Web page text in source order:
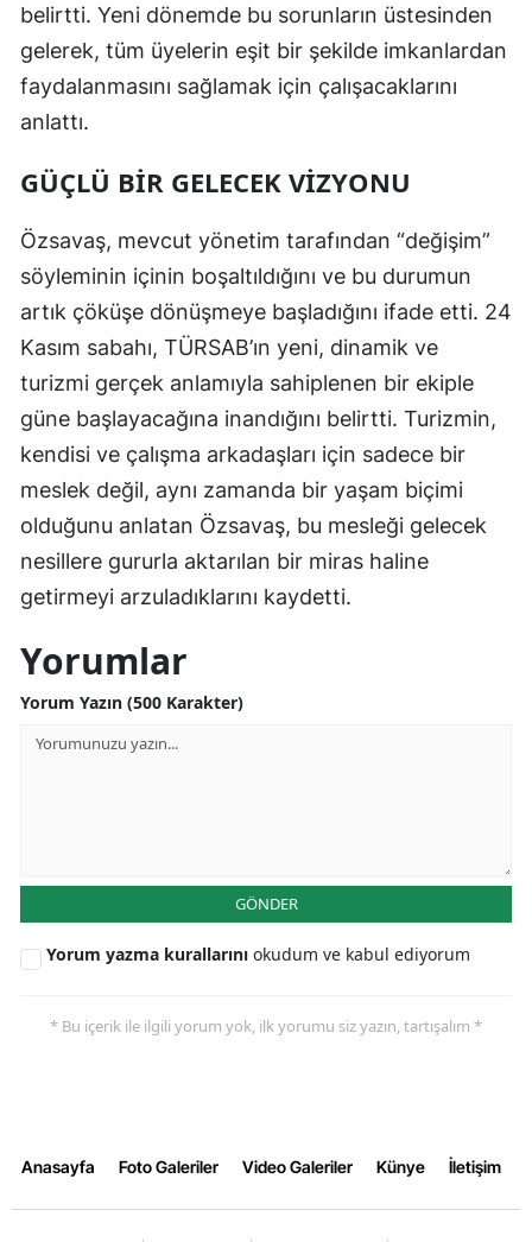
belirtti. Yeni dönemde bu sorunların üstesinden
gelerek, tüm üyelerin eşit bir şekilde imkanlardan
faydalanmasını sağlamak için çalışacaklarını
anlattı.
GÜÇLÜ BIR GELECEK VIZYONU
Özsavaş, mevcut yönetim tarafından “değişim”
söyleminin içinin boşaltıldığını ve bu durumun
artık çöküşe dönüşmeye başladığını ifade etti. 24
Kasım sabahı, TÜRSAB’ın yeni, dinamik ve
turizmi gerçek anlamıyla sahiplenen bir ekiple
güne başlayacağına inandığını belirtti. Turizmin,
kendisi ve çalışma arkadaşları için sadece bir
meslek değil, aynı zamanda bir yaşam biçimi
olduğunu anlatan Özsavaş, bu mesleği gelecek
nesillere gururla aktarılan bir miras haline
getirmeyi arzuladıklarını kaydetti.
Yorumlar
Yorum Yazın (500 Karakter)
GÖNDER
Yorum yazma kurallarını okudum ve kabul ediyorum
* Bu içerik ile ilgili yorum yok, ilk yorumu siz yazın, tartışalım *
Anasayfa Foto Galeriler Video Galeriler Künye İletişim